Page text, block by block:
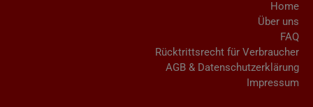
Home
Über uns
FAQ
Rücktrittsrecht für Verbraucher
AGB & Datenschutzerklärung
Impressum